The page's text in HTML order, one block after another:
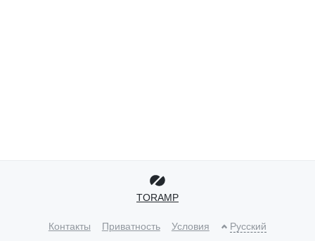
TORAMP
Контакты Приватность Условия Русский